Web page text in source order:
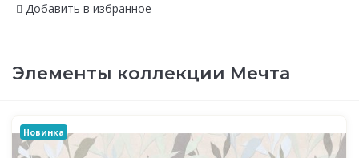
Добавить в избранное
Элементы коллекции Мечта
Новинка